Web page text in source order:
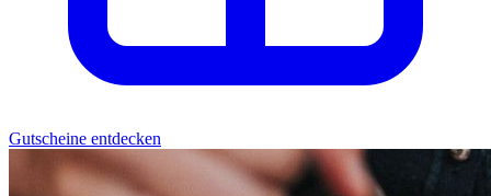
Gutscheine entdecken